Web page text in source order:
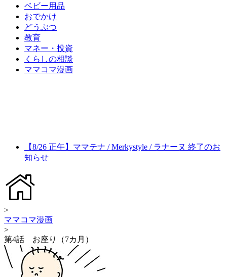
ベビー用品
おでかけ
どうぶつ
教育
マネー・投資
くらしの相談
ママコマ漫画
【8/26 正午】ママテナ / Merkystyle / ラナーヌ 終了のお
知らせ
>
ママコマ漫画
>
第4話 お座り（7カ月）